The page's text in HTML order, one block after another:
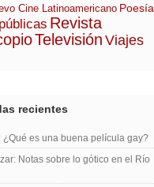
Cine Latinoamericano Poesía
Revista
TelevisiónViajes
recientes
¿Qué es una buena película gay?
Notas sobre lo gótico en el Río